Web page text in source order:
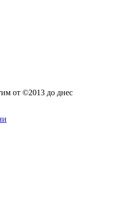
от ©2013 до днес